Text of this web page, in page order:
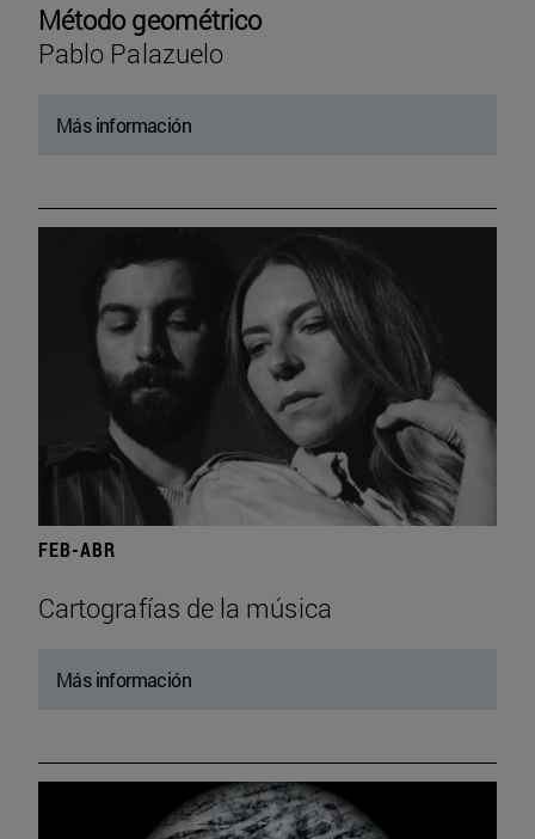
Método geométrico
Pablo Palazuelo
Más información
FEB-ABR
Cartografías de la música
Más información